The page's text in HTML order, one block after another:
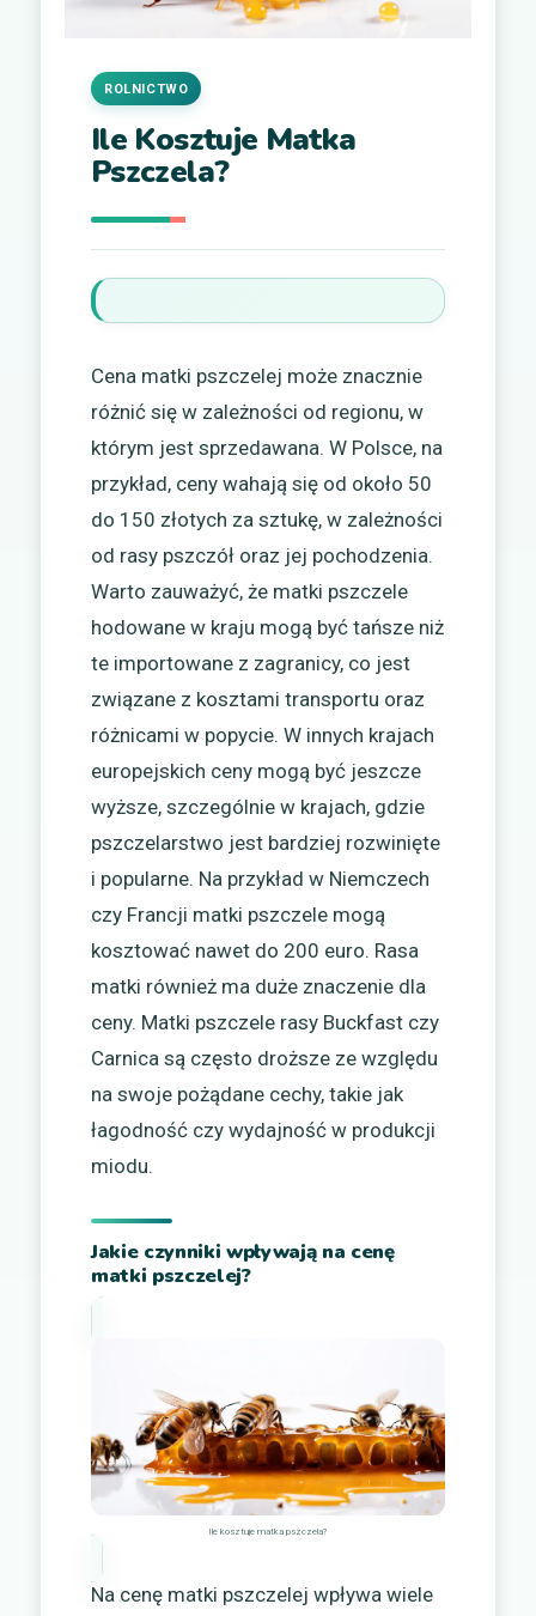
Ile Kosztuje Matka
Pszczela?
ROLNICTWO
Cena matki pszczelej może znacznie
różnić się w zależności od regionu, w
którym jest sprzedawana. W Polsce, na
przykład, ceny wahają się od około 50
do 150 złotych za sztukę, w zależności
od rasy pszczół oraz jej pochodzenia.
Warto zauważyć, że matki pszczele
hodowane w kraju mogą być tańsze niż
te importowane z zagranicy, co jest
związane z kosztami transportu oraz
różnicami w popycie. W innych krajach
europejskich ceny mogą być jeszcze
wyższe, szczególnie w krajach, gdzie
pszczelarstwo jest bardziej rozwinięte
i popularne. Na przykład w Niemczech
czy Francji matki pszczele mogą
kosztować nawet do 200 euro. Rasa
matki również ma duże znaczenie dla
ceny. Matki pszczele rasy Buckfast czy
Carnica są często droższe ze względu
na swoje pożądane cechy, takie jak
łagodność czy wydajność w produkcji
miodu.
Jakie czynniki wpływają na cenę
matki pszczelej?
Ile kosztuje matka pszczela?
Na cenę matki pszczelej wpływa wiele